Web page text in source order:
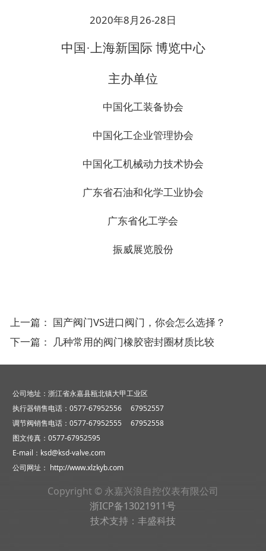
2020年8月26-28日
中国·上海新国际 博览中心
主办单位
中国化工装备协会
中国化工企业管理协会
中国化工机械动力技术协会
广东省石油和化学工业协会
广东省化工学会
振威展览股份
上一篇： 国产阀门VS进口阀门，你会怎么选择？
下一篇：
几种常用的阀门橡胶密封圈材质比较
公司地址：浙江省永嘉县瓯北镇大甲工业区
执行器销售电话：0577-67952556 67952557
调节阀销售电话：0577-67952555 67952558
图文传真：0577-67952595
E-mail：ksd@ksd-valve.com
公司网址： http://www.xlzkyb.com
Copyright © 永嘉兴浪自控仪表有限公司
浙ICP备13021911号
技术支持： 丰盛科技